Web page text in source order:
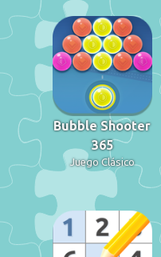
Bubble Shooter
365
Juego Clásico